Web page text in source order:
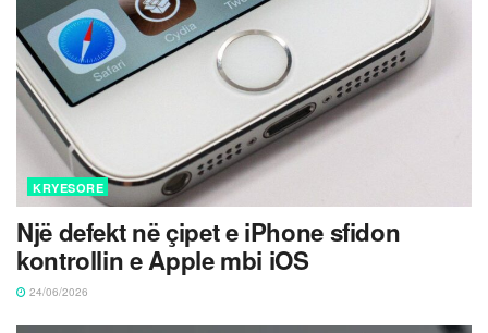
KRYESORE
Një defekt në çipet e iPhone sfidon
kontrollin e Apple mbi iOS
24/06/2026